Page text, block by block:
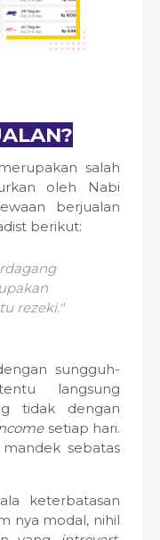
salah
oleh Nabi
berjualan
berikut:
rezeki."
sungguh-
langsung
tidak dengan
setiap hari.
sebatas
keterbatasan
nya modal, nihil